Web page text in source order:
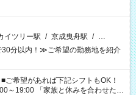
イツリー駅 / 京成曳舟駅 / …
分以内！≫ご希望の勤務地を紹介
休みを合わせた